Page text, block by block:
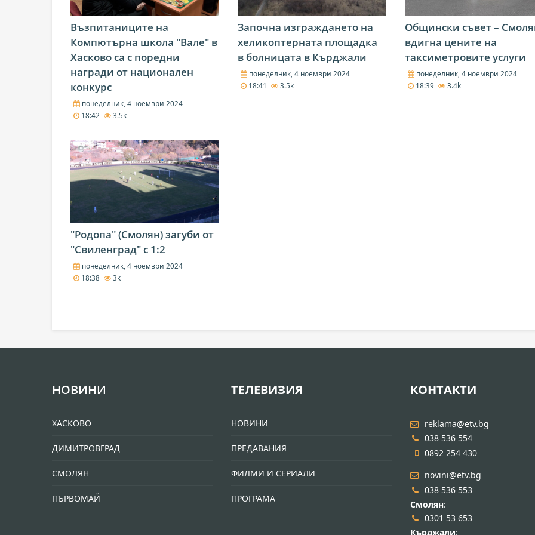
Възпитаниците на
Компютърна школа "Вале" в
Хасково са с поредни
награди от национален
конкурс
понеделник, 4 ноември 2024
18:42
3.5k
Започна изграждането на
хеликоптерната площадка
в болницата в Кърджали
понеделник, 4 ноември 2024
18:41
3.5k
Общински съвет –
вдигна цените на
таксиметровите услуги
понеделник, 4 ноември 2024
18:39
3.4k
"Родопа" (Смолян) загуби от
"Свиленград" с 1:2
понеделник, 4 ноември 2024
18:38
3k
НОВИНИ
ХАСКОВО
ДИМИТРОВГРАД
СМОЛЯН
ПЪРВОМАЙ
ТЕЛЕВИЗИЯ
НОВИНИ
ПРЕДАВАНИЯ
ФИЛМИ И СЕРИАЛИ
ПРОГРАМА
КОНТАКТИ
reklama@etv.bg
038 536 554
0892 254 430
novini@etv.bg
038 536 553
Смолян:
0301 53 653
Кърджали: